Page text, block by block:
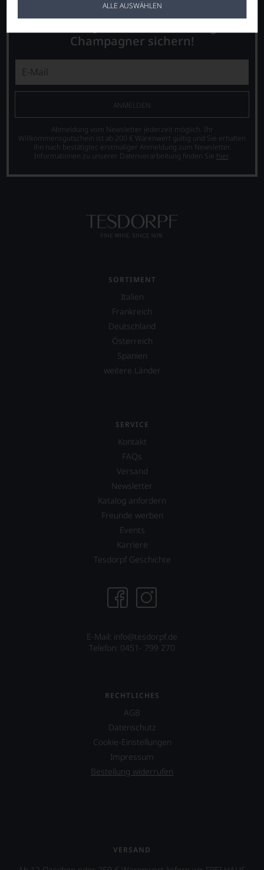
ALLE AUSWÄHLEN
Champagner sichern!
ANMELDEN
Abmeldung vom Newsletter jederzeit möglich. Ihr
Willkommensgutschein ist ab 200 € Warenwert gültig und Sie erhalten
ihn nach bestätigter, erstmaliger Anmeldung zum Newsletter.
Informationen zu unserer Datenverarbeitung finden Sie hier.
SORTIMENT
Italien
Frankreich
Deutschland
Österreich
Spanien
weitere Länder
SERVICE
Kontakt
FAQs
Versand
Newsletter
Katalog anfordern
Freunde werben
Events
Karriere
Tesdorpf Geschichte
E-Mail: info@tesdorpf.de
Telefon: 0451- 799 270
RECHTLICHES
AGB
Datenschutz
Cookie-Einstellungen
Impressum
Bestellung widerrufen
VERSAND